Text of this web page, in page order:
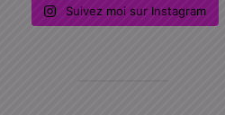
Suivez moi sur Instagram